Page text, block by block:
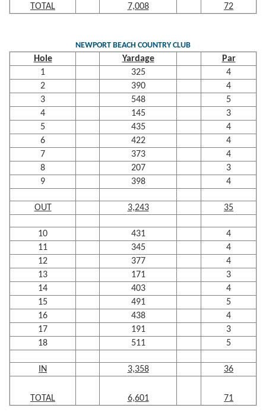
TOTAL 7,008 72
NEWPORT BEACH COUNTRY CLUB
Hole Yardage
Par
1
325
4
2
390
4
3
548
5
4
145
3
5
435
4
6
422
4
7
373
4
8
207
3
9
398 4
OUT 3,243 35
10 431
4
11
345
4
12
377
4
13
171
3
14
403
4
15
491
5
16
438
4
17
191
3
18
511 5
IN 3,358 36
TOTAL 6,601 71